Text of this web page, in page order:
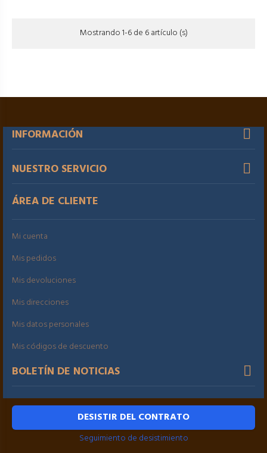
Mostrando 1-6 de 6 artículo (s)
INFORMACIÓN
NUESTRO SERVICIO
ÁREA DE CLIENTE
Mi cuenta
Mis pedidos
Mis devoluciones
Mis direcciones
Mis datos personales
Mis códigos de descuento
BOLETÍN DE NOTICIAS
DESISTIR DEL CONTRATO
Seguimiento de desistimiento